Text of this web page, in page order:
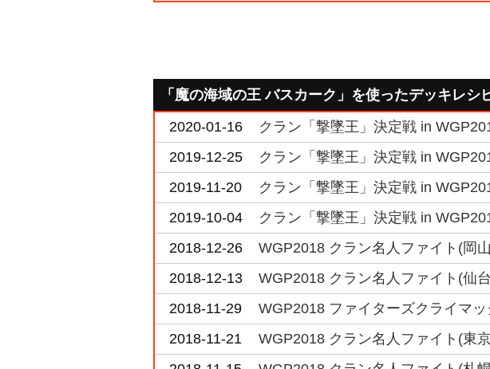
「魔の海域の王 バスカーク」を使ったデッキレシ
2020-01-16
クラン「撃墜王」決定戦 in
2019-12-25
クラン「撃墜王」決定戦 in
2019-11-20
クラン「撃墜王」決定戦 in
2019-10-04
クラン「撃墜王」決定戦 in
2018-12-26
WGP2018 クラン名人ファイト(岡
2018-12-13
WGP2018 クラン名人ファイト(仙
2018-11-29
WGP2018 ファイターズクライマ
2018-11-21
WGP2018 クラン名人ファイト(東